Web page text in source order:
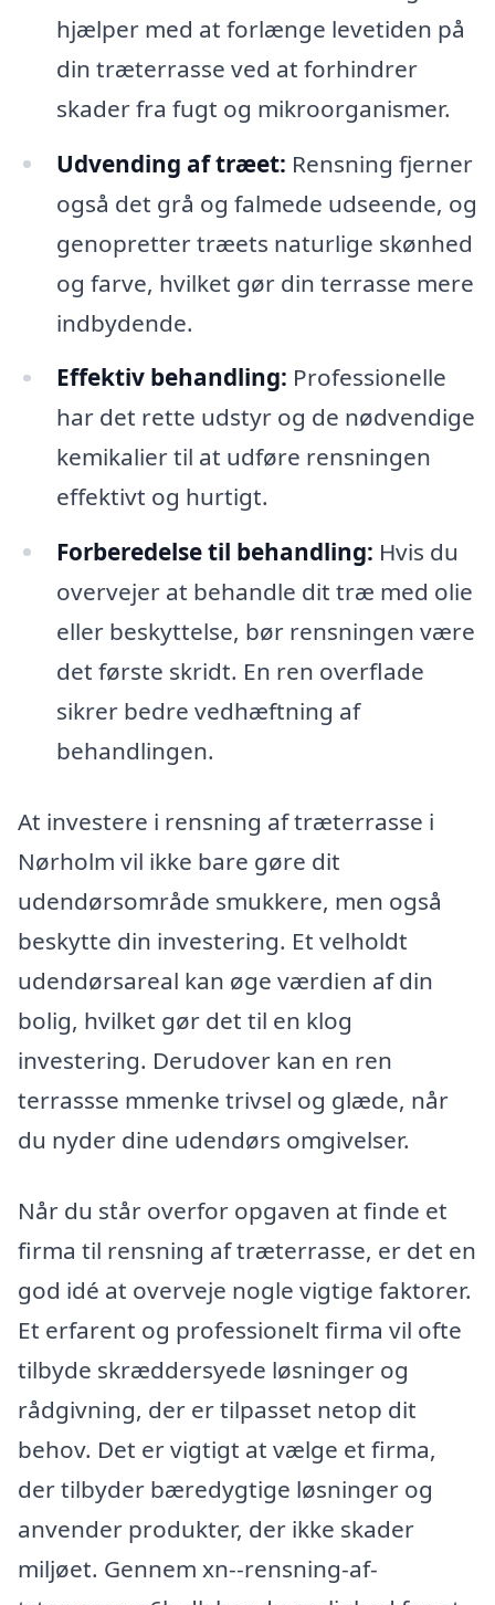
hjælper med at forlænge levetiden på
din træterrasse ved at forhindrer
skader fra fugt og mikroorganismer.
Udvending af træet: Rensning fjerner
også det grå og falmede udseende, og
genopretter træets naturlige skønhed
og farve, hvilket gør din terrasse mere
indbydende.
Effektiv behandling: Professionelle
har det rette udstyr og de nødvendige
kemikalier til at udføre rensningen
effektivt og hurtigt.
Forberedelse til behandling: Hvis du
overvejer at behandle dit træ med olie
eller beskyttelse, bør rensningen være
det første skridt. En ren overflade
sikrer bedre vedhæftning af
behandlingen.
At investere i rensning af træterrasse i
Nørholm vil ikke bare gøre dit
udendørsområde smukkere, men også
beskytte din investering. Et velholdt
udendørsareal kan øge værdien af din
bolig, hvilket gør det til en klog
investering. Derudover kan en ren
terrassse mmenke trivsel og glæde, når
du nyder dine udendørs omgivelser.
Når du står overfor opgaven at finde et
firma til rensning af træterrasse, er det en
god idé at overveje nogle vigtige faktorer.
Et erfarent og professionelt firma vil ofte
tilbyde skræddersyede løsninger og
rådgivning, der er tilpasset netop dit
behov. Det er vigtigt at vælge et firma,
der tilbyder bæredygtige løsninger og
anvender produkter, der ikke skader
miljøet. Gennem xn--rensning-af-